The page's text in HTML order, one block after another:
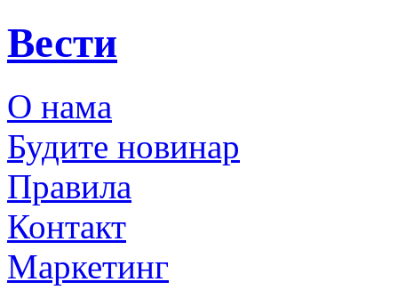
Вести
О нама
Будите новинар
Правила
Контакт
Маркетинг